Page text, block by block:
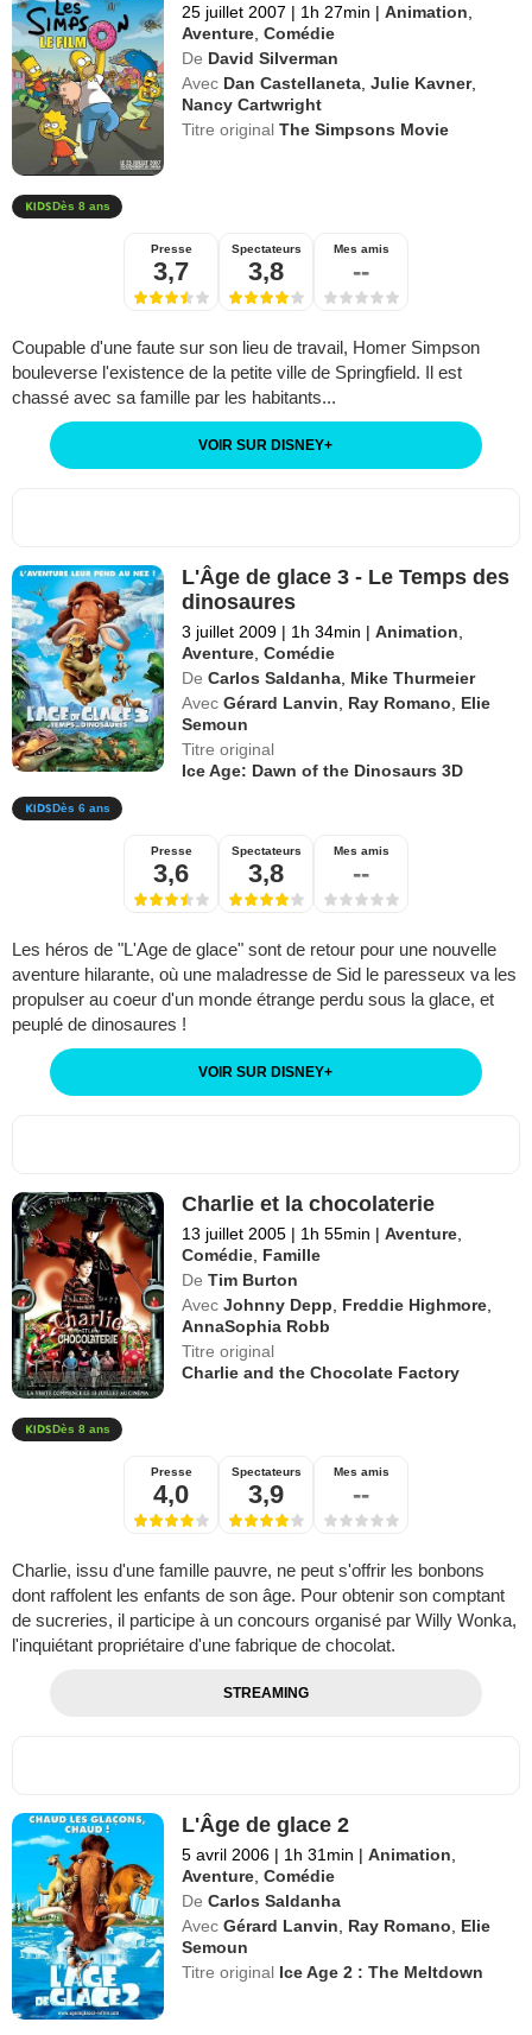
25 juillet 2007 | 1h 27min | Animation
Aventure ,Comédie
De David Silverman
Avec Dan Castellaneta ,Julie Kavner,
Nancy Cartwright
Titre originalThe Simpsons Movie
Dès 8 ans
Presse
3,7
Spectateurs
3,8
Mes amis
--
Coupable d'une faute sur son lieu de travail, Homer Simpson
bouleverse l'existence de la petite ville de Springfield. Il est
chassé avec sa famille par les habitants...
VOIR SUR DISNEY+
L'Âge de glace 3 - Le Temps des
dinosaures
3 juillet 2009 | 1h 34min | Animation,
Aventure,Comédie
De Carlos Saldanha, Mike Thurmeier
Avec Gérard Lanvin, Ray Romano, Elie
Semoun
Titre original
Ice Age: Dawn of the Dinosaurs 3D
Dès 6 ans
Presse
3,6
Spectateurs
3,8
Mes amis
--
Les héros de "L'Age de glace" sont de retour pour une nouvelle
aventure hilarante, où une maladresse de Sid le paresseux va les
propulser au coeur d'un monde étrange perdu sous la glace, et
peuplé de dinosaures !
VOIR SUR DISNEY+
Charlie et la chocolaterie
13 juillet 2005 | 1h 55min | Aventure,
Comédie, Famille
De Tim Burton
Avec Johnny Depp, Freddie Highmore,
AnnaSophia Robb
Titre original
Charlie and the Chocolate Factory
Dès 8 ans
Presse
4,0
Spectateurs
3,9
Mes amis
--
Charlie, issu d'une famille pauvre, ne peut s'offrir les bonbons
dont raffolent les enfants de son âge. Pour obtenir son comptant
de sucreries, il participe à un concours organisé par Willy Wonka,
l'inquiétant propriétaire d'une fabrique de chocolat.
STREAMING
L'Âge de glace 2
5 avril 2006 | 1h 31min | Animation,
Aventure,Comédie
De Carlos Saldanha
Avec Gérard Lanvin, Ray Romano, Elie
Semoun
Titre original Ice Age 2 : The Meltdown